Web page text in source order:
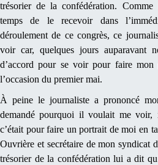
trésorier de la confédération.
temps de le recevoir dans
déroulement de ce congrès, ce
voir car, quelques jours auparavant
d’accord pour se voir pour faire
l’occasion du premier mai.
À peine le journaliste a prononcé
demandé pourquoi il voulait me
c’était pour faire un portrait de moi en
Ouvrière et secrétaire de mon syndicat
trésorier de la confédération lui a dit